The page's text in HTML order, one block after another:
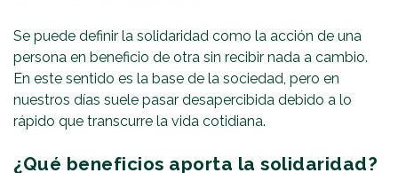
Se puede definir la solidaridad como la acción de una
persona en beneficio de otra sin recibir nada a cambio.
En este sentido es la base de la sociedad, pero en
nuestros días suele pasar desapercibida debido a lo
rápido que transcurre la vida cotidiana.
¿Qué beneficios aporta la solidaridad?